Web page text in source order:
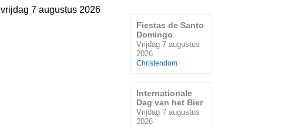
vrijdag 7 augustus 2026
Fiestas de Santo
Domingo
Vrijdag 7 augustus
2026
Christendom
Internationale
Dag van het Bier
Vrijdag 7 augustus
2026